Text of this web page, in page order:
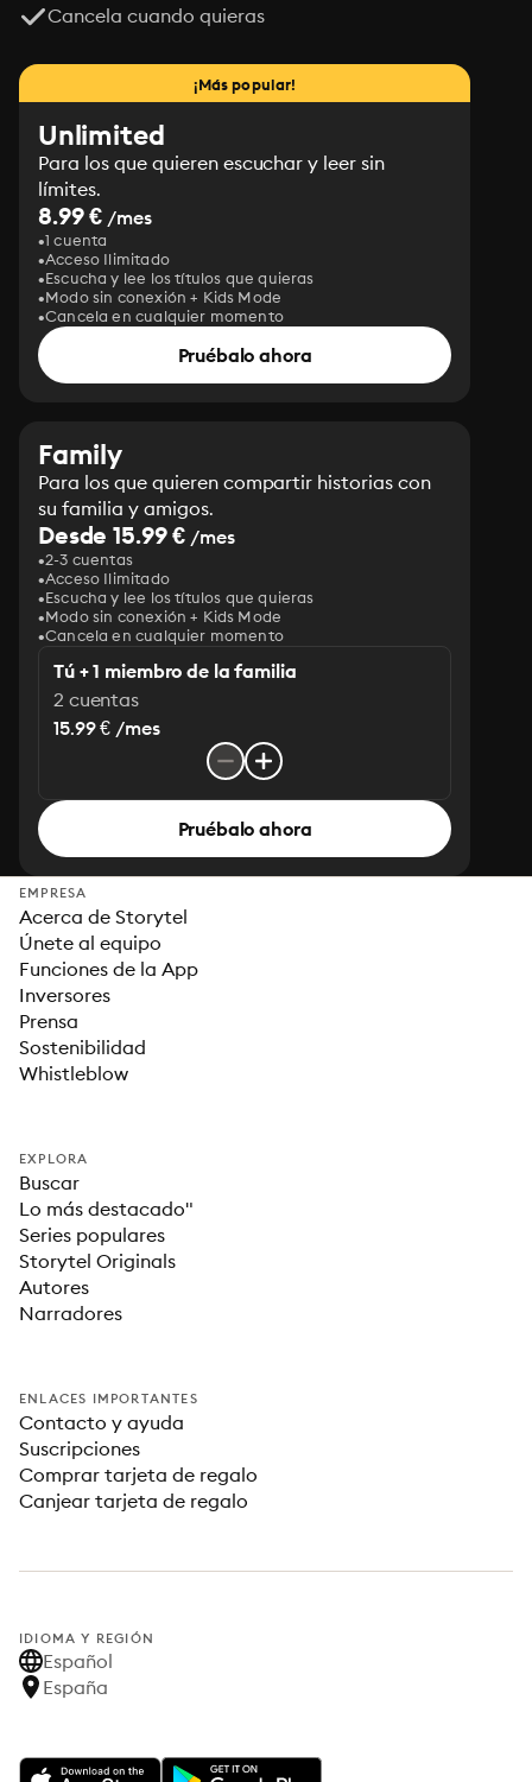
Cancela cuando quieras
¡Más popular!
Unlimited
Para los que quieren escuchar y leer sin
límites.
8.99 € /mes
1 cuenta
Acceso Ilimitado
Escucha y lee los títulos que quieras
Modo sin conexión + Kids Mode
Cancela en cualquier momento
Pruébalo ahora
Family
Para los que quieren compartir historias con
su familia y amigos.
Desde 15.99 € /mes
2-3 cuentas
Acceso Ilimitado
Escucha y lee los títulos que quieras
Modo sin conexión + Kids Mode
Cancela en cualquier momento
Tú + 1 miembro de la familia
2 cuentas
15.99 € /mes
Pruébalo ahora
EMPRESA
Acerca de Storytel
Únete al equipo
Funciones de la App
Inversores
Prensa
Sostenibilidad
Whistleblow
EXPLORA
Buscar
Lo más destacado"
Series populares
Storytel Originals
Autores
Narradores
ENLACES IMPORTANTES
Contacto y ayuda
Suscripciones
Comprar tarjeta de regalo
Canjear tarjeta de regalo
IDIOMA Y REGIÓN
Español
España